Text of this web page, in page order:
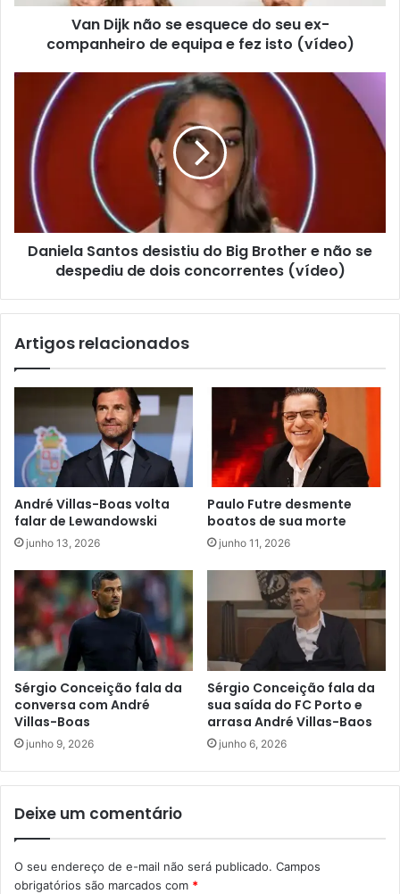
Van Dijk não se esquece do seu ex-
companheiro de equipa e fez isto (vídeo)
Daniela Santos desistiu do Big Brother e não se
despediu de dois concorrentes (vídeo)
Artigos relacionados
André Villas-Boas volta
falar de Lewandowski
junho 13, 2026
Paulo Futre desmente
boatos de sua morte
junho 11, 2026
Sérgio Conceição fala da
conversa com André
Villas-Boas
junho 9, 2026
Sérgio Conceição fala da
sua saída do FC Porto e
arrasa André Villas-Baos
junho 6, 2026
Deixe um comentário
O seu endereço de e-mail não será publicado. Campos
obrigatórios são marcados com *